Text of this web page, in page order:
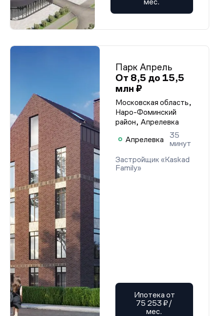
мес.
Парк Апрель
От 8,5 до 15,5
млн ₽
Московская область,
Наро-Фоминский
район, Апрелевка
Апрелевка
35
минут
Застройщик «Kaskad
Family»
Ипотека от
75 253 ₽/
мес.